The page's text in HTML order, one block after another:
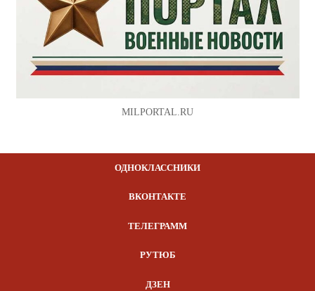
MILPORTAL.RU
ОДНОКЛАССНИКИ
ВКОНТАКТЕ
ТЕЛЕГРАММ
РУТЮБ
ДЗЕН